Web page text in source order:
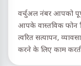
वर्चुअल नंबर आपको
आपके वास्तविक फोन
त्वरित सत्यापन,
करने के लिए काम